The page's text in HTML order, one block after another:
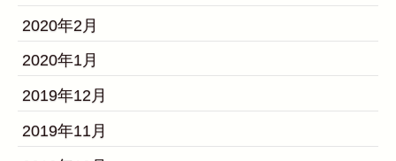
2020年2月
2020年1月
2019年12月
2019年11月